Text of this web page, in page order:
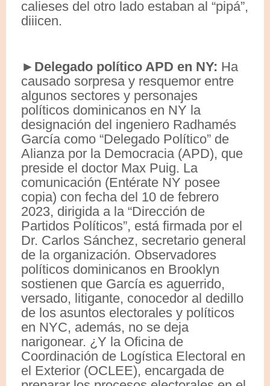
calieses del otro lado estaban al “pipá”,
diiicen.
►Delegado político APD en NY: Ha
causado sorpresa y resquemor entre
algunos sectores y personajes
políticos dominicanos en NY la
designación del ingeniero Radhamés
García como “Delegado Político” de
Alianza por la Democracia (APD), que
preside el doctor Max Puig. La
comunicación (Entérate NY posee
copia) con fecha del 10 de febrero
2023, dirigida a la “Dirección de
Partidos Políticos”, está firmada por el
Dr. Carlos Sánchez, secretario general
de la organización. Observadores
políticos dominicanos en Brooklyn
sostienen que García es aguerrido,
versado, litigante, conocedor al dedillo
de los asuntos electorales y políticos
en NYC, además, no se deja
narigonear. ¿Y la Oficina de
Coordinación de Logística Electoral en
el Exterior (OCLEE), encargada de